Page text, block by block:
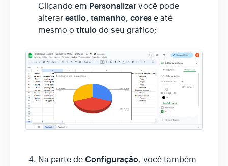
Clicando em Personalizar você pode
alterar estilo, tamanho, cores e até
mesmo o título do seu gráfico;
Na parte de Configuração, você também